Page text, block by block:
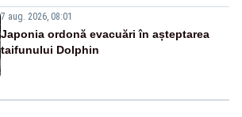
7 aug. 2026, 08:01
Japonia ordonă evacuări în așteptarea
taifunului Dolphin